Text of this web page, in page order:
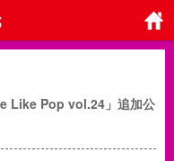
ホーム
Like Pop vol.24」追加公